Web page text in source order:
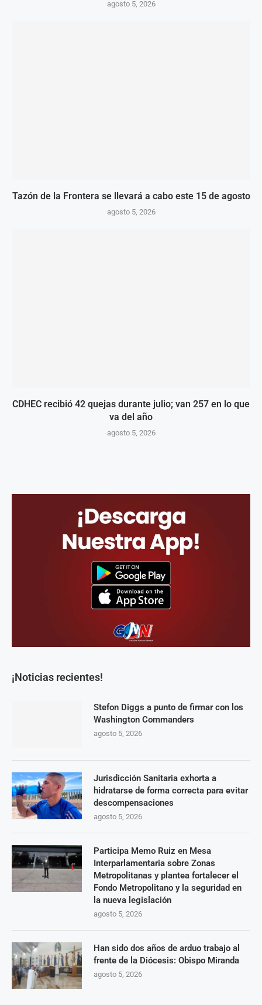
agosto 5, 2026
Tazón de la Frontera se llevará a cabo este 15 de agosto
agosto 5, 2026
CDHEC recibió 42 quejas durante julio; van 257 en lo que
va del año
agosto 5, 2026
¡Noticias recientes!
Stefon Diggs a punto de firmar con los
Washington Commanders
agosto 5, 2026
Jurisdicción Sanitaria exhorta a
hidratarse de forma correcta para evitar
descompensaciones
agosto 5, 2026
Participa Memo Ruiz en Mesa
Interparlamentaria sobre Zonas
Metropolitanas y plantea fortalecer el
Fondo Metropolitano y la seguridad en
la nueva legislación
agosto 5, 2026
Han sido dos años de arduo trabajo al
frente de la Diócesis: Obispo Miranda
agosto 5, 2026